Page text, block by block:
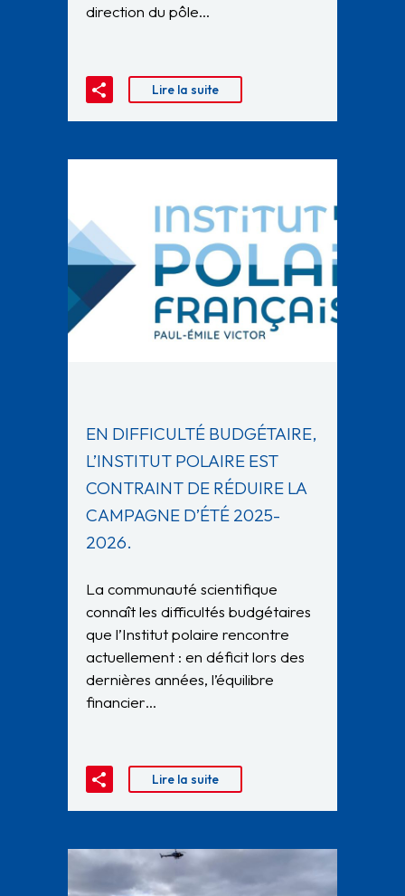
direction du pôle…
Lire la suite
EN DIFFICULTÉ BUDGÉTAIRE,
L’INSTITUT POLAIRE EST
CONTRAINT DE RÉDUIRE LA
CAMPAGNE D’ÉTÉ 2025-
2026.
La communauté scientifique
connaît les difficultés budgétaires
que l’Institut polaire rencontre
actuellement : en déficit lors des
dernières années, l’équilibre
financier…
Lire la suite